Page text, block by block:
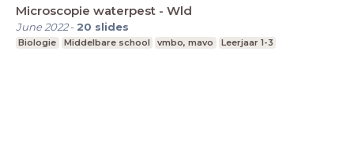
Microscopie waterpest - Wld
June 2022- 20 slides
Biologie Middelbare school vmbo, mavo Leerjaar 1-3